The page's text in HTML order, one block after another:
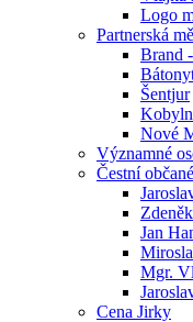
Logo
Partnerská
Brand
Šentjur
Nové
Významné
Čestní občané
Jan
Mgr.
Cena Jirky